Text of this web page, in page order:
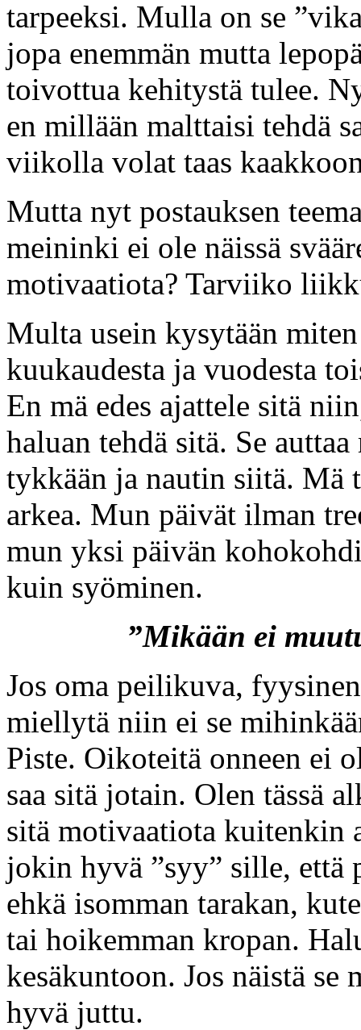
tarpeeksi. Mulla on se
jopa enemmän mutta
toivottua kehitystä tulee.
en millään malttaisi tehdä
viikolla volat taas
Mutta nyt postauksen
meininki ei ole näissä
motivaatiota? Tarviiko
Multa usein kysytään
kuukaudesta ja vuodesta
En mä edes ajattele sitä
haluan tehdä sitä. Se
tykkään ja nautin siitä. Mä
arkea. Mun päivät ilman
mun yksi päivän
kuin syöminen.
”Mikään ei
Jos oma peilikuva,
miellytä niin ei se
Piste. Oikoteitä onneen ei
saa sitä jotain. Olen tässä
sitä motivaatiota kuitenkin
jokin hyvä ”syy” sille, että
ehkä isomman tarakan,
tai hoikemman kropan.
kesäkuntoon. Jos näistä
hyvä juttu.